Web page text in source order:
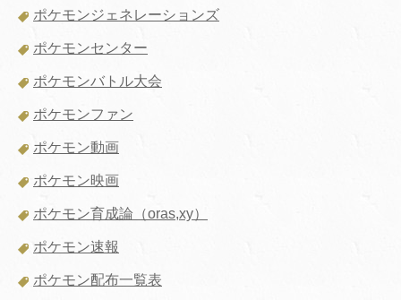
ポケモンジェネレーションズ
ポケモンセンター
ポケモンバトル大会
ポケモンファン
ポケモン動画
ポケモン映画
ポケモン育成論（oras,xy）
ポケモン速報
ポケモン配布一覧表